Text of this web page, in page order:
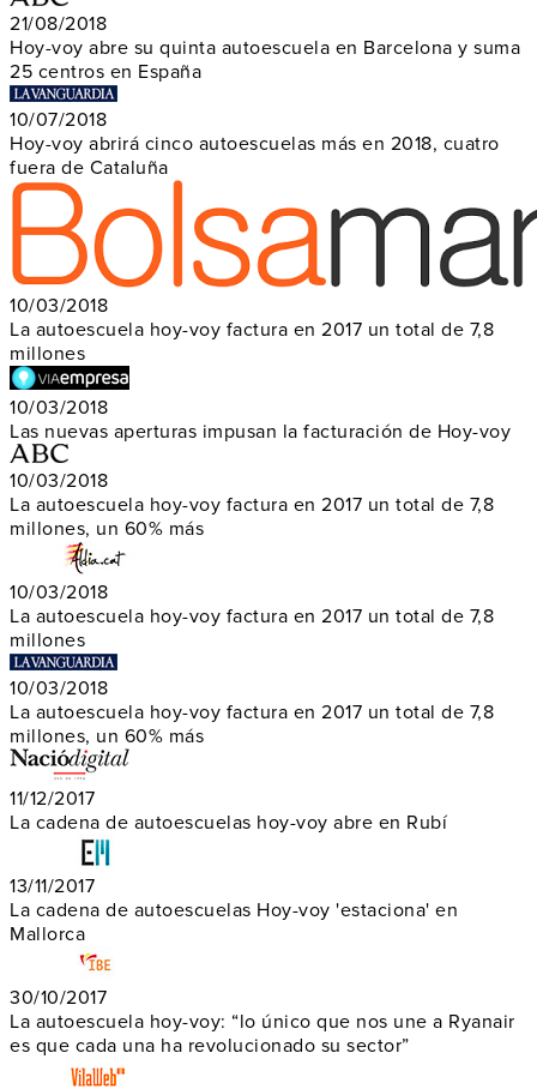
21/08/2018
Hoy-voy abre su quinta autoescuela en Barcelona y suma
25 centros en España
10/07/2018
Hoy-voy abrirá cinco autoescuelas más en 2018, cuatro
fuera de Cataluña
10/03/2018
La autoescuela hoy-voy factura en 2017 un total de 7,8
millones
10/03/2018
Las nuevas aperturas impusan la facturación de Hoy-voy
10/03/2018
La autoescuela hoy-voy factura en 2017 un total de 7,8
millones, un 60% más
10/03/2018
La autoescuela hoy-voy factura en 2017 un total de 7,8
millones
10/03/2018
La autoescuela hoy-voy factura en 2017 un total de 7,8
millones, un 60% más
11/12/2017
La cadena de autoescuelas hoy-voy abre en Rubí
13/11/2017
La cadena de autoescuelas Hoy-voy 'estaciona' en
Mallorca
30/10/2017
La autoescuela hoy-voy: “lo único que nos une a Ryanair
es que cada una ha revolucionado su sector”